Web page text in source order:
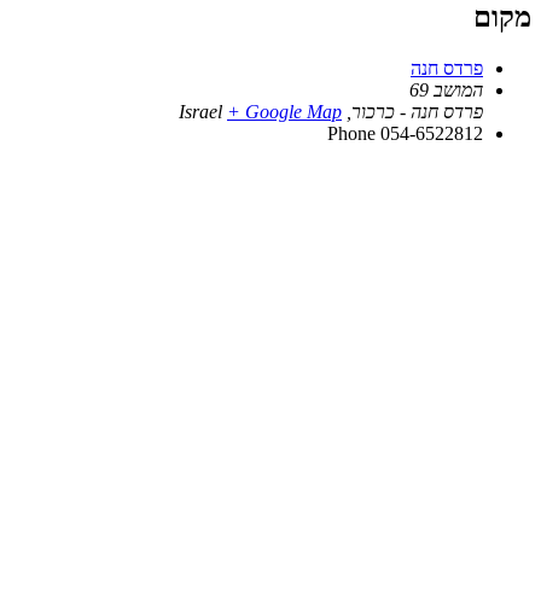
מקום
פרדס חנה
המושב 69
פרדס חנה - כרכור
Israel + Google Map
Phone 054-6522812